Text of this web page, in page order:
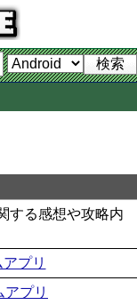
する感想や攻略内
プリ
プリ